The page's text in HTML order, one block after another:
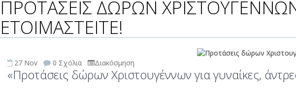
ΠΡΟΤΆΣΕΙΣ ΔΏΡΩΝ ΧΡΙΣΤΟΥΓΈΝΝΩΝ
ΕΤΟΙΜΑΣΤΕΊΤΕ!
27 Nov 0 Σχόλια Διακόσμηση
Προτάσεις δώρων Χριστουγέννων για γυναίκες,